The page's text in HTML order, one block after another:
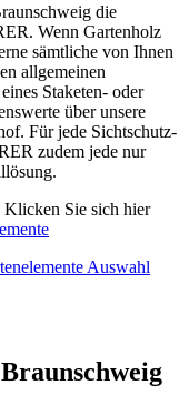
die
Wenn Gartenholz
sämtliche von Ihnen
allgemeinen
Staketen- oder
über unsere
Für jede Sichtschutz-
zudem jede nur
Klicken Sie sich hier
Auswahl